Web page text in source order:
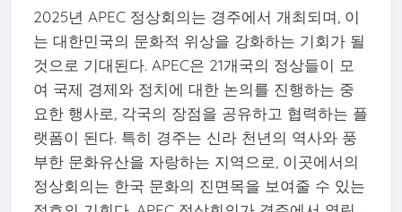
2025년 APEC 정상회의는 경주에서 개최되며, 이
는 대한민국의 문화적 위상을 강화하는 기회가 될
것으로 기대된다. APEC은 21개국의 정상들이 모
여 국제 경제와 정치에 대한 논의를 진행하는 중
요한 행사로, 각국의 장점을 공유하고 협력하는 플
랫폼이 된다. 특히 경주는 신라 천년의 역사와 풍
부한 문화유산을 자랑하는 지역으로, 이곳에서의
정상회의는 한국 문화의 진면목을 보여줄 수 있는